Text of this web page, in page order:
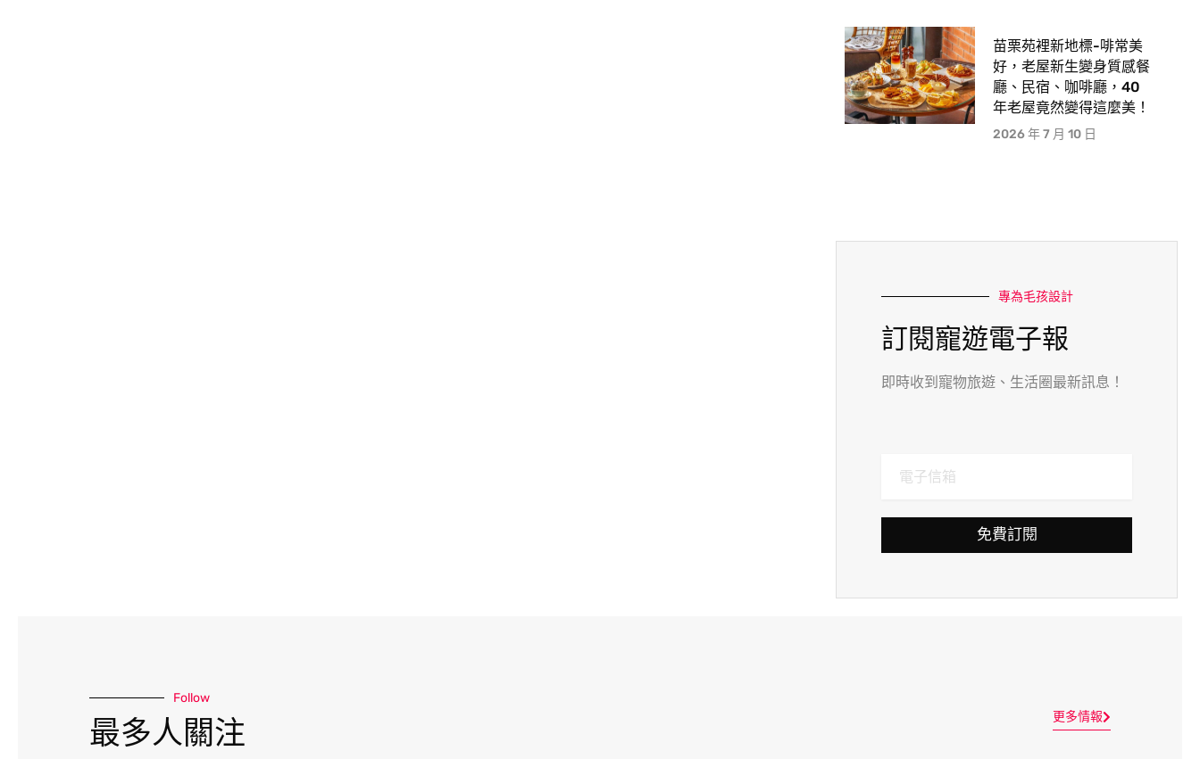
苗栗苑裡新地標-啡常美
好，老屋新生變身質感餐
廳、民宿、咖啡廳，40
年老屋竟然變得這麼美！
2026 年 7 月 10 日
專為毛孩設計
訂閱寵遊電子報
即時收到寵物旅遊、生活圈最新訊息！
免費訂閱
Follow
最多人關注 更多情報